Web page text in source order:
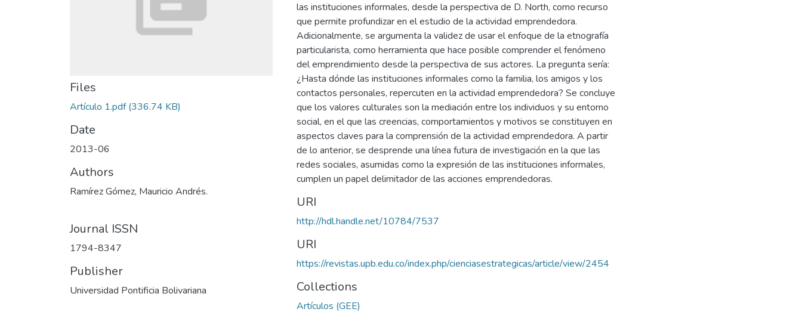
Files
Artículo 1.pdf(336.74 KB)
Date
2013-06
Authors
Ramírez Gómez, Mauricio Andrés.
Journal ISSN
1794-8347
Publisher
Universidad Pontificia Bolivariana
las instituciones informales, desde la perspectiva de D. North, como recurso
que permite profundizar en el estudio de la actividad emprendedora.
Adicionalmente, se argumenta la validez de usar el enfoque de la etnografía
particularista, como herramienta que hace posible comprender el fenómeno
del emprendimiento desde la perspectiva de sus actores. La pregunta sería:
¿Hasta dónde las instituciones informales como la familia, los amigos y los
contactos personales, repercuten en la actividad emprendedora? Se concluye
que los valores culturales son la mediación entre los individuos y su entorno
social, en el que las creencias, comportamientos y motivos se constituyen en
aspectos claves para la comprensión de la actividad emprendedora. A partir
de lo anterior, se desprende una línea futura de investigación en la que las
redes sociales, asumidas como la expresión de las instituciones informales,
cumplen un papel delimitador de las acciones emprendedoras.
URI
http://hdl.handle.net/10784/7537
URI
https://revistas.upb.edu.co/index.php/cienciasestrategicas/article/view/2454
Collections
Artículos (GEE)